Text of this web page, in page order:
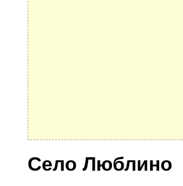
Село Люблино